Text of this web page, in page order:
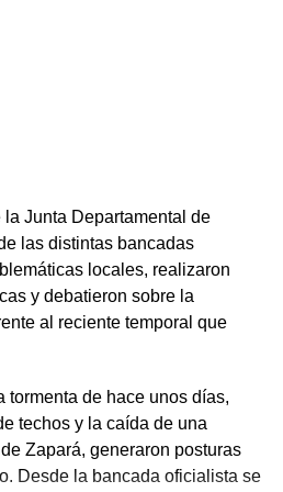
Junta Departamental de
las distintas bancadas
locales, realizaron
y debatieron sobre la
al reciente temporal que
tormenta de hace unos días,
techos y la caída de una
Zapará, generaron posturas
Desde la bancada oficialista se